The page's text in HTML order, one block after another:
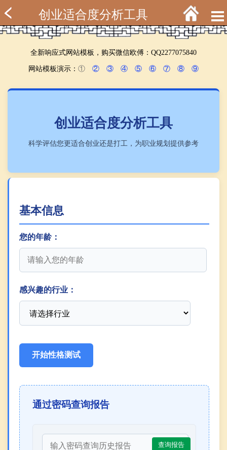
创业适合度分析工具
全新响应式网站模板，购买微信欧傅：QQ2277075840
网站模板演示： ① ② ③ ④ ⑤ ⑥ ⑦ ⑧ ⑨
创业适合度分析工具
科学评估您更适合创业还是打工，为职业规划提供参考
基本信息
您的年龄：
感兴趣的行业：
开始性格测试
通过密码查询报告
查询报告